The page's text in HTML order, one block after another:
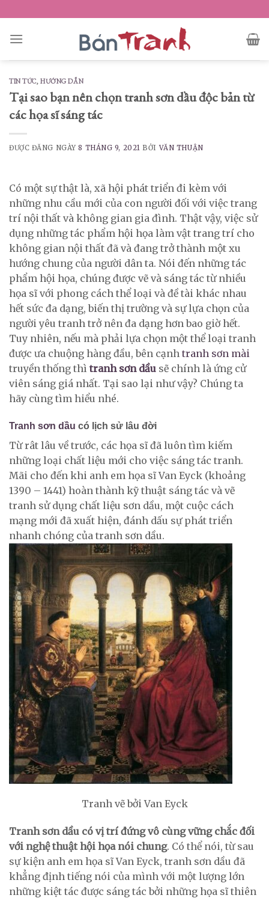
to
content
TIN TỨC,HƯỚNG DẪN
Tại sao bạn nên chọn tranh sơn dầu độc bản từ
các họa sĩ sáng tác
ĐƯỢC ĐĂNG NGÀY8 THÁNG 9, 2021 BỞIVĂN THUẬN
Có một sự thật là, xã hội phát triển đi kèm với
những nhu cầu mới của con người đối với việc trang
trí nội thất và không gian gia đình. Thật vậy, việc sử
dụng những tác phẩm hội họa làm vật trang trí cho
không gian nội thất đã và đang trở thành một xu
hướng chung của người dân ta. Nói đến những tác
phẩm hội họa, chúng được vẽ và sáng tác từ nhiều
họa sĩ với phong cách thể loại và đề tài khác nhau
hết sức đa dạng, biến thị trường và sự lựa chọn của
người yêu tranh trở nên đa dạng hơn bao giờ hết.
Tuy nhiên, nếu mà phải lựa chọn một thể loại tranh
được ưa chuộng hàng đầu, bên cạnh tranh sơn mài
truyền thống thìtranh sơn dầu sẽ chính là ứng cử
viên sáng giá nhất. Tại sao lại như vậy? Chúng ta
hãy cùng tìm hiểu nhé.
Tranh sơn dầu có lịch sử lâu đời
Từ rât lâu về trước, các họa sĩ đã luôn tìm kiếm
những loại chất liệu mới cho việc sáng tác tranh.
Mãi cho đến khi anh em họa sĩ Van Eyck (khoảng
1390 – 1441) hoàn thành kỹ thuật sáng tác và vẽ
tranh sử dụng chất liệu sơn dầu, một cuộc cách
mạng mới đã xuất hiện, đánh dấu sự phát triển
nhanh chóng của tranh sơn dầu.
Tranh vẽ bởi Van Eyck
Tranh sơn dầu có vị trí đứng vô cùng vững chắc đối
với nghệ thuật hội họa nói chung. Có thể nói, từ sau
sự kiện anh em họa sĩ Van Eyck, tranh sơn dầu đã
khẳng định tiếng nói của mình với một lượng lớn
những kiệt tác được sáng tác bởi những họa sĩ thiên